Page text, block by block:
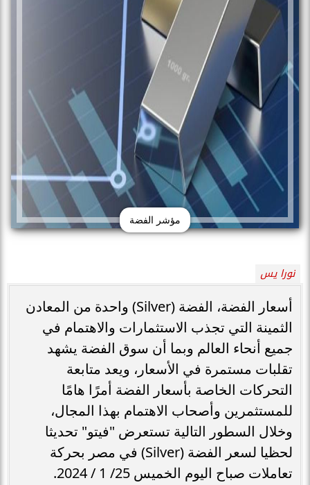
مؤشر الفضة
نورا يس
أسعار الفضة، الفضة (Silver) واحدة من المعادن
الثمينة التي تجذب الاستثمارات والاهتمام في
جميع أنحاء العالم وبما أن سوق الفضة يشهد
تقلبات مستمرة في الأسعار، ويعد متابعة
التحركات الخاصة بأسعار الفضة أمرًا هامًا
للمستثمرين وأصحاب الاهتمام بهذا المجال،
وخلال السطور التالية تستعرض "فيتو" تحديثا
لحظيا لسعر الفضة (Silver) في مصر بحركة
تعاملات صباح اليوم الخميس 25/ 1 / 2024.